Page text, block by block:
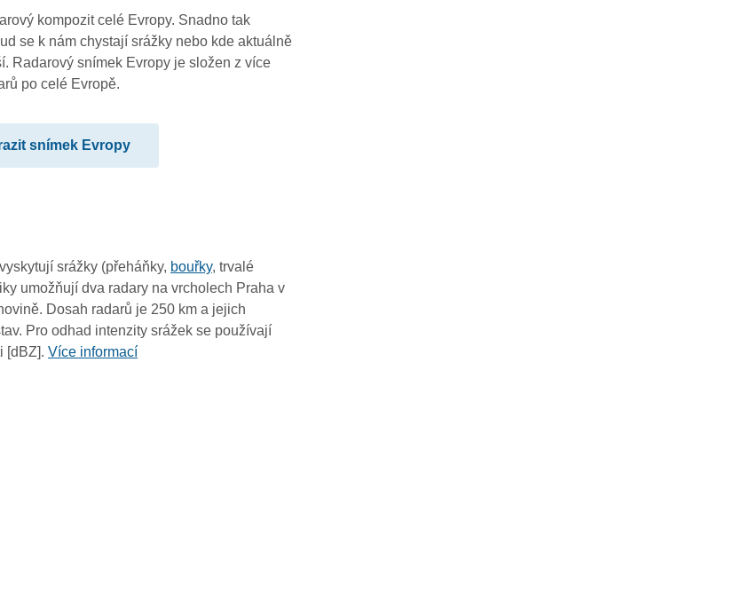
18:25
18:15
18:05
16:25
16:15
16:05
15:55
kompozit celé Evropy. Snadno tak
se k nám chystají srážky nebo kde aktuálně
Radarový snímek Evropy je složen z více
po celé Evropě.
snímek Evropy
srážky (přeháňky, bouřky, trvalé
umožňují dva radary na vrcholech Praha v
Dosah radarů je 250 km a jejich
Pro odhad intenzity srážek se používají
[dBZ].Více informací